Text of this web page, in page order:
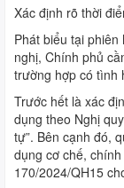
Xác định rõ thời
Phát biểu tại
nghị, Chính phủ
trường hợp có tình
Trước hết là xác
dụng theo Nghị
tự”. Bên cạnh đó,
dụng cơ chế,
170/2024/QH15